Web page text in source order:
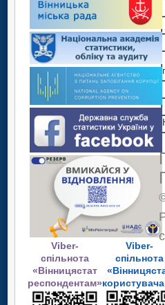
Viber-
спільнота
«Вінницястат
респондентам»
Viber-
спільнота